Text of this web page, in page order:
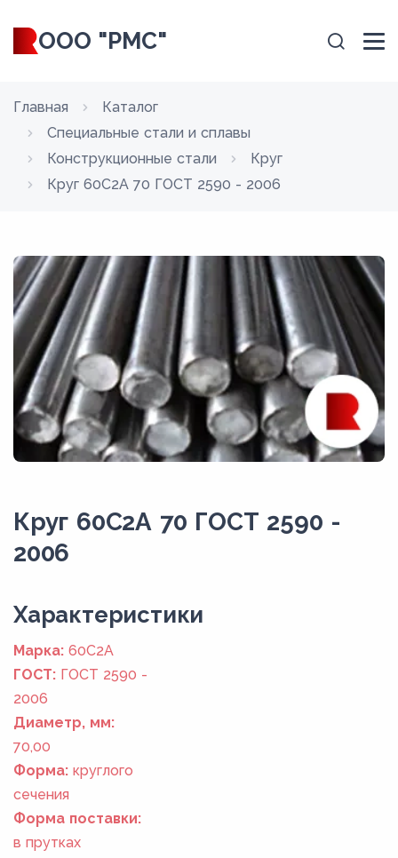
ООО "РМС"
Главная
Каталог
Специальные стали и сплавы
Конструкционные стали
Круг
Круг 60С2А 70 ГОСТ 2590 - 2006
Круг 60С2А 70 ГОСТ 2590 -
2006
Xарактеристики
Марка: 60С2А
ГОСТ: ГОСТ 2590 -
2006
Диаметр, мм:
70,00
Форма: круглого
сечения
Форма поставки:
в прутках